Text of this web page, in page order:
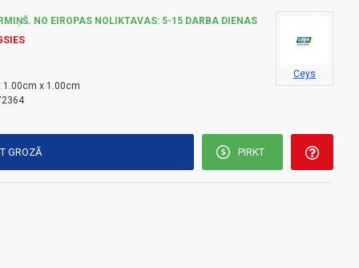
NO EIROPAS NOLIKTAVAS: 5-15 DARBA DIENAS
1.00cm x 1.00cm
Ceys
GROZĀ PIRKT